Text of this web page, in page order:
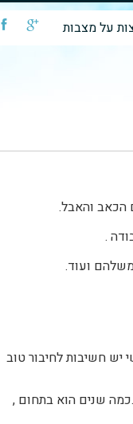
על מצבות a b
הכאב והאבל.
.
ועוד.
יש חשיבות לחיבור טוב
שנים הוא בתחום ,